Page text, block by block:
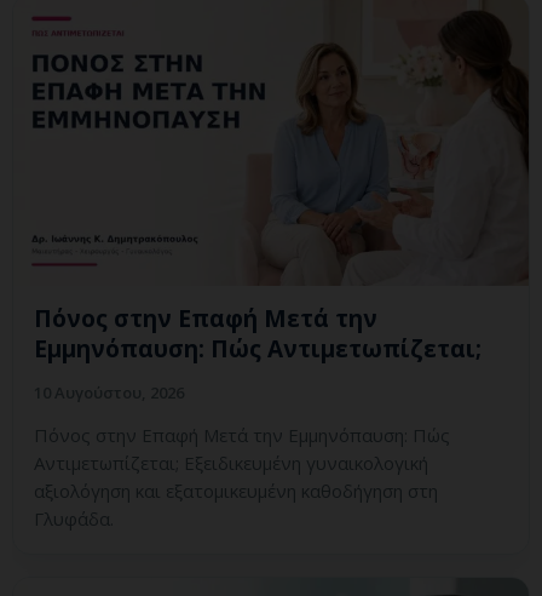
Πόνος στην Επαφή Μετά την
Εμμηνόπαυση: Πώς Αντιμετωπίζεται;
Πόνος στην Επαφή Μετά την Εμμηνόπαυση: Πώς
Αντιμετωπίζεται; Εξειδικευμένη γυναικολογική
αξιολόγηση και εξατομικευμένη καθοδήγηση στη
Γλυφάδα.